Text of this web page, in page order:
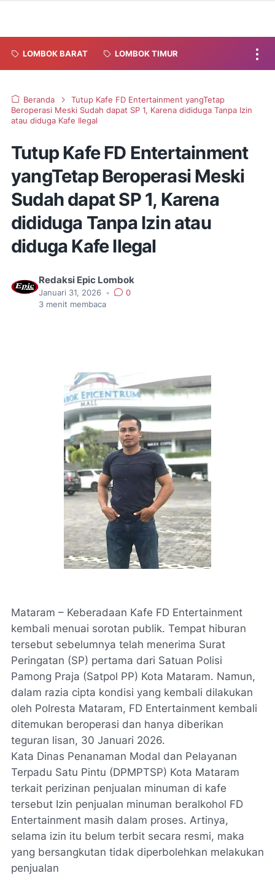
LOMBOK BARAT LOMBOK TIMUR
Beranda
Tutup Kafe FD Entertainment yangTetap
Beroperasi Meski Sudah dapat SP 1, Karena dididuga Tanpa Izin
atau diduga Kafe Ilegal
Tutup Kafe FD Entertainment
yangTetap Beroperasi Meski
Sudah dapat SP 1, Karena
dididuga Tanpa Izin atau
diduga Kafe Ilegal
Redaksi Epic Lombok
Januari 31, 2026 •
0
3 menit membaca
Mataram – Keberadaan Kafe FD Entertainment
kembali menuai sorotan publik. Tempat hiburan
tersebut sebelumnya telah menerima Surat
Peringatan (SP) pertama dari Satuan Polisi
Pamong Praja (Satpol PP) Kota Mataram. Namun,
dalam razia cipta kondisi yang kembali dilakukan
oleh Polresta Mataram, FD Entertainment kembali
ditemukan beroperasi dan hanya diberikan
teguran lisan, 30 Januari 2026.
Kata Dinas Penanaman Modal dan Pelayanan
Terpadu Satu Pintu (DPMPTSP) Kota Mataram
terkait perizinan penjualan minuman di kafe
tersebut Izin penjualan minuman beralkohol FD
Entertainment masih dalam proses. Artinya,
selama izin itu belum terbit secara resmi, maka
yang bersangkutan tidak diperbolehkan melakukan
penjualan